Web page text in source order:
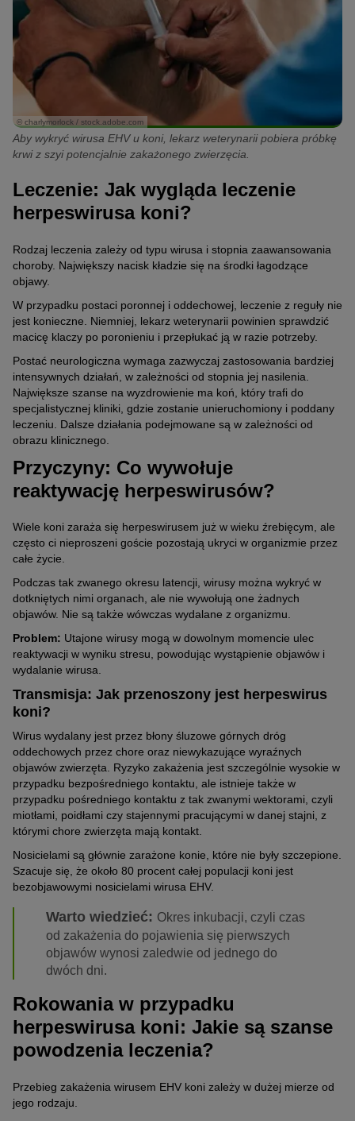
© charlymorlock / stock.adobe.com
Aby wykryć wirusa EHV u koni, lekarz weterynarii pobiera próbkę
krwi z szyi potencjalnie zakażonego zwierzęcia.
Leczenie: Jak wygląda leczenie
herpeswirusa koni?
Rodzaj leczenia zależy od typu wirusa i stopnia zaawansowania
choroby. Największy nacisk kładzie się na środki łagodzące
objawy.
W przypadku postaci poronnej i oddechowej, leczenie z reguły nie
jest konieczne. Niemniej, lekarz weterynarii powinien sprawdzić
macicę klaczy po poronieniu i przepłukać ją w razie potrzeby.
Postać neurologiczna wymaga zazwyczaj zastosowania bardziej
intensywnych działań, w zależności od stopnia jej nasilenia.
Największe szanse na wyzdrowienie ma koń, który trafi do
specjalistycznej kliniki, gdzie zostanie unieruchomiony i poddany
leczeniu. Dalsze działania podejmowane są w zależności od
obrazu klinicznego.
Przyczyny: Co wywołuje
reaktywację herpeswirusów?
Wiele koni zaraża się herpeswirusem już w wieku źrebięcym, ale
często ci nieproszeni goście pozostają ukryci w organizmie przez
całe życie.
Podczas tak zwanego okresu latencji, wirusy można wykryć w
dotkniętych nimi organach, ale nie wywołują one żadnych
objawów. Nie są także wówczas wydalane z organizmu.
Problem: Utajone wirusy mogą w dowolnym momencie ulec
reaktywacji w wyniku stresu, powodując wystąpienie objawów i
wydalanie wirusa.
Transmisja: Jak przenoszony jest herpeswirus
koni?
Wirus wydalany jest przez błony śluzowe górnych dróg
oddechowych przez chore oraz niewykazujące wyraźnych
objawów zwierzęta. Ryzyko zakażenia jest szczególnie wysokie w
przypadku bezpośredniego kontaktu, ale istnieje także w
przypadku pośredniego kontaktu z tak zwanymi wektorami, czyli
miotłami, poidłami czy stajennymi pracującymi w danej stajni, z
którymi chore zwierzęta mają kontakt.
Nosicielami są głównie zarażone konie, które nie były szczepione.
Szacuje się, że około 80 procent całej populacji koni jest
bezobjawowymi nosicielami wirusa EHV.
Warto wiedzieć: Okres inkubacji, czyli czas
od zakażenia do pojawienia się pierwszych
objawów wynosi zaledwie od jednego do
dwóch dni.
Rokowania w przypadku
herpeswirusa koni: Jakie są szanse
powodzenia leczenia?
Przebieg zakażenia wirusem EHV koni zależy w dużej mierze od
jego rodzaju.